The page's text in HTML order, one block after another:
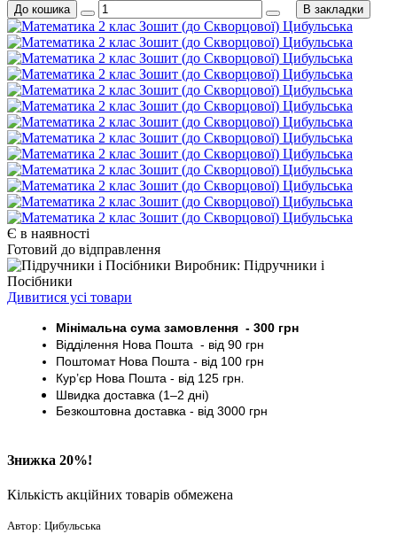
Є в наявності
Готовий до відправлення
Виробник: Підручники і
Посібники
Дивитися усі товари
Мінімальна сума замовлення - 300 грн
Відділення Нова Пошта - від 90 грн
ПоштоматНова Пошта - від 100 грн
Кур’єр Нова Пошта - від 125 грн.
Швидка доставка (1–2 дні)
Безкоштовна доставка - від 3000 грн
Знижка 20%!
Кількість акційних товарів обмежена
Автор: Цибульська
До кошика В закладки